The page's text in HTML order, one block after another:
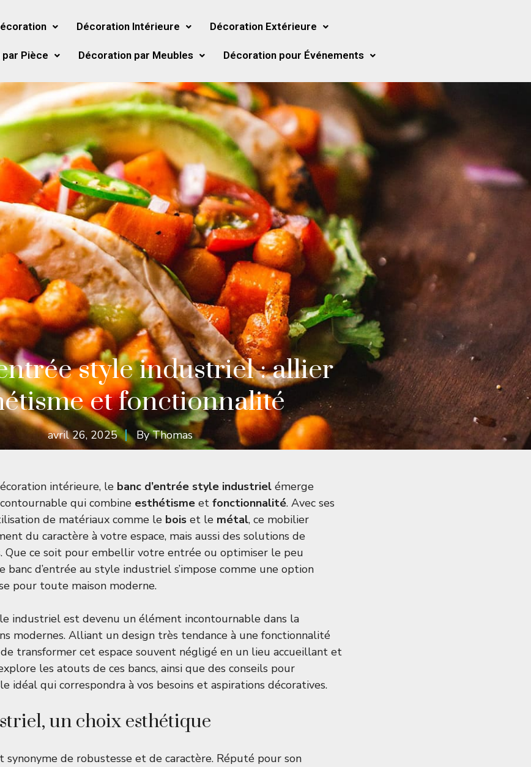
Décoration Intérieure Décoration Extérieure
Pièce Décoration par Meubles Décoration pour Événements
style industriel : allier
et fonctionnalité
avril 26, 2025 ByThomas
intérieure, le banc d’entrée style industriel émerge
qui combine esthétisme et fonctionnalité. Avec ses
de matériaux comme le bois et le métal, ce mobilier
du caractère à votre espace, mais aussi des solutions de
Que ce soit pour embellir votre entrée ou optimiser le peu
banc d’entrée au style industriel s’impose comme une option
pour toute maison moderne.
industriel est devenu un élément incontournable dans la
modernes. Alliant un design très tendance à une fonctionnalité
transformer cet espace souvent négligé en un lieu accueillant et
les atouts de ces bancs, ainsi que des conseils pour
idéal qui correspondra à vos besoins et aspirations décoratives.
un choix esthétique
de robustesse et de caractère. Réputé pour son